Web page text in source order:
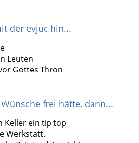
der evjuc hin...
Leuten
Gottes Thron
frei hätte, dann...
Keller ein tip top
Werkstatt.